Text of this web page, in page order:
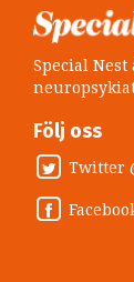
Special
Följ oss
Twitter